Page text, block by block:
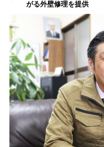
がる外壁修理を提供